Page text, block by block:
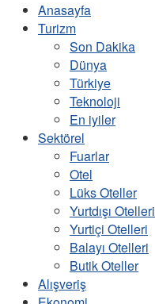
Anasayfa
Turizm
Son Dakika
Dünya
Türkiye
Teknoloji
En iyiler
Sektörel
Fuarlar
Otel
Lüks Oteller
Yurtdışı Otelleri
Yurtiçi Otelleri
Balayı Otelleri
Butik Oteller
Alışveriş